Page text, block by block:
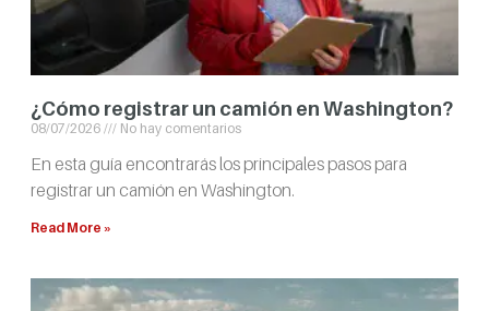
¿Cómo registrar un camión en Washington?
08/07/2026 No hay comentarios
En esta guía encontrarás los principales pasos para
registrar un camión en Washington.
Read More »